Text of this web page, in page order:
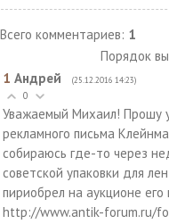
Всего комментариев: 1
Порядок
1 Андрей (25.12.2016 14:23)
0
Уважаемый Михаил! Прошу
рекламного письма
собираюсь где-то через
советской упаковки для
пириобрел на аукционе
http://www.antik-forum.ru/